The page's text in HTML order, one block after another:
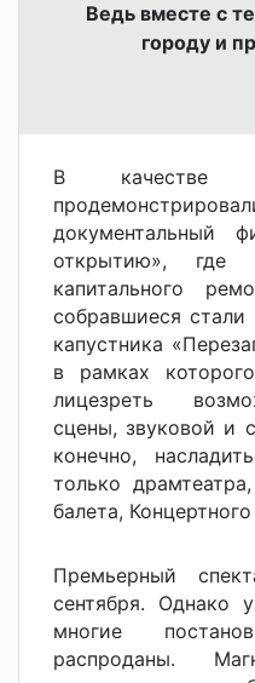
Ведь вместе с
городу и
В качестве
документальный
открытию», где
капитального
собравшиеся
капустника
в рамках
лицезреть
сцены, звуковой и
конечно,
только
балета,
Премьерный
сентября. Однако
многие
распроданы.